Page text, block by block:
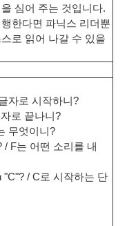
심어 주는 것입니다.
한다면 파닉스 리더뿐
로 읽어 나갈 수 있을
자로 시작하니?
로 끝나니?
무엇이니?
/ F는 어떤 소리를 내
"C"? / C로 시작하는 단